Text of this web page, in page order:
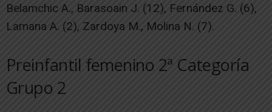
Belamchic A., Barasoain J. (12), Fernández G. (6),
Lamana A. (2), Zardoya M., Molina N. (7).
Preinfantil femenino 2ª Categoría
Grupo 2